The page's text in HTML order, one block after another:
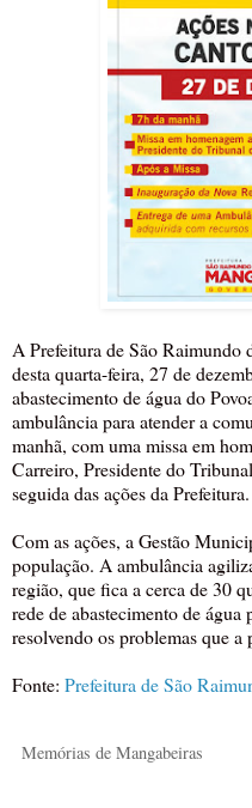
A Prefeitura de São Raimundo
desta quarta-feira, 27 de
abastecimento de água do
ambulância para atender a
manhã, com uma missa em
Carreiro, Presidente do
seguida das ações da Prefeitura.
Com as ações, a Gestão
população. A ambulância
região, que fica a cerca de 30
rede de abastecimento de
resolvendo os problemas que
Fonte: Prefeitura de São
Memórias de Mangabeiras